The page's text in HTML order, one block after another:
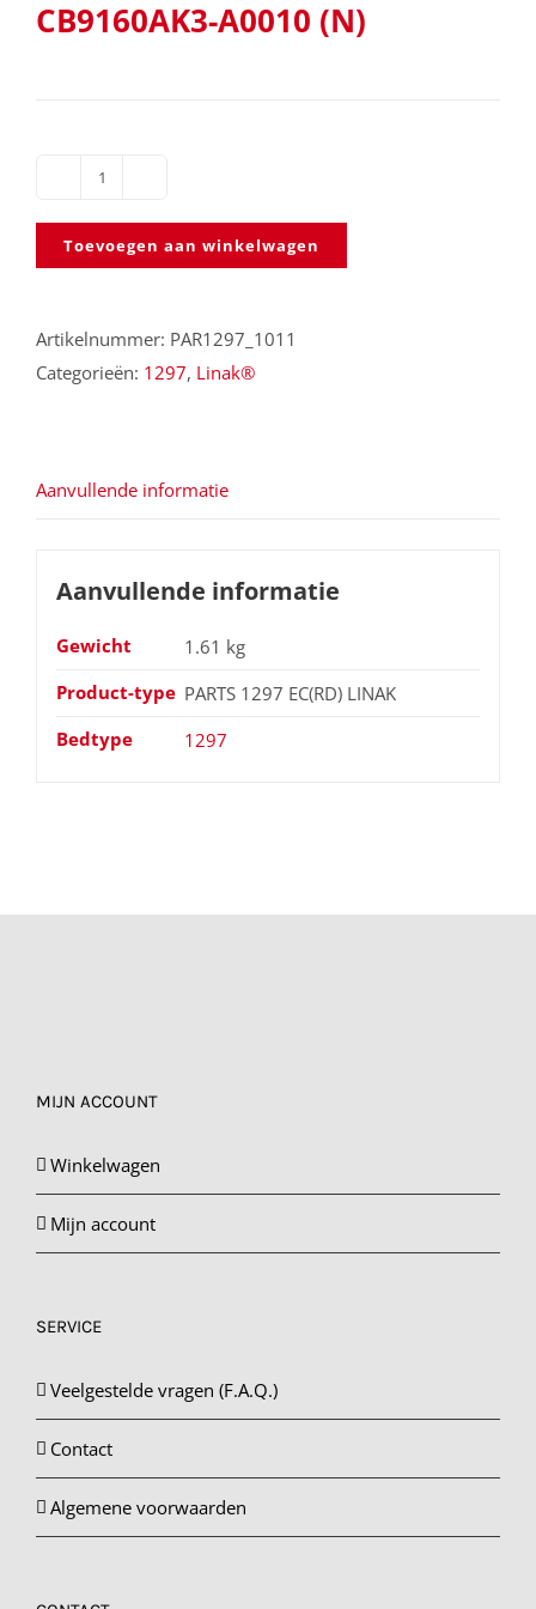
CB9160AK3-A0010 (N)
met
accu
(N)
Toevoegen aan winkelwagen
Artikelnummer: PAR1297_1011
Categorieën: 1297, Linak®
Aanvullende informatie
Aanvullende informatie
Gewicht
1.61 kg
Product-type PARTS 1297 EC(RD) LINAK
Bedtype
1297
MIJN ACCOUNT
Winkelwagen
Mijn account
SERVICE
Veelgestelde vragen (F.A.Q.)
Contact
Algemene voorwaarden